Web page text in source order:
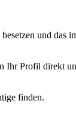
und das
Ihr Profil direkt
finden.